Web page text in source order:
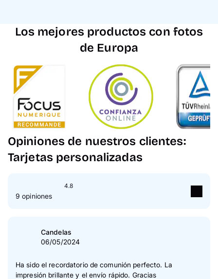
Los mejores productos con fotos
de Europa
Opiniones de nuestros clientes:
Tarjetas personalizadas
4.8
9 opiniones
Estrella(s)
Estrella(s)
2 Estrella(s)
1 Estrella(s)
Candelas
06/05/2024
Ha sido el recordatorio de comunión perfecto. La
impresión brillante y el envío rápido. Gracias